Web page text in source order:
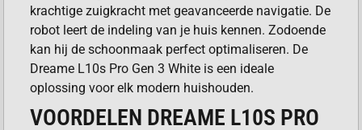
krachtige zuigkracht met geavanceerde navigatie. De
robot leert de indeling van je huis kennen. Zodoende
kan hij de schoonmaak perfect optimaliseren. De
Dreame L10s Pro Gen 3 White is een ideale
oplossing voor elk modern huishouden.
VOORDELEN DREAME L10S PRO